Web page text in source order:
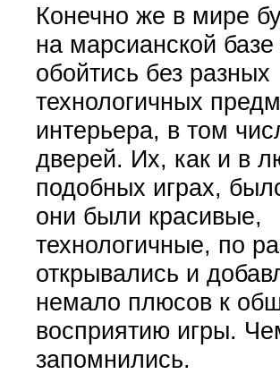
Конечно же в мире
на марсианской
обойтись без разных
технологичных
интерьера, в том
дверей. Их, как и в
подобных играх,
они были красивые,
технологичные, по
открывались и
немало плюсов к
восприятию игры.
запомнились.